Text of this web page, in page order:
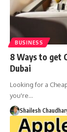
BUSINESS
8 Ways to get
Dubai
Looking for a
you're…
Shailesh